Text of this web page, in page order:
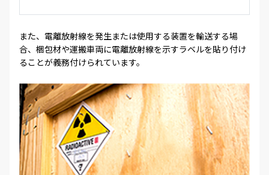
また、電離放射線を発生または使用する装置を輸送する場
合、梱包材や運搬車両に電離放射線を示すラベルを貼り付け
ることが義務付けられています。